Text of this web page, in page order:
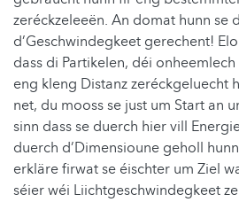
zeréckzeleeën. An domat hunn se
d’Geschwindegkeet gerechent!
dass di Partikelen, déi
eng kleng Distanz zeréckgeluecht
net, du mooss se just um Start an
sinn dass se duerch hier vill
duerch d’Dimensioune geholl
erkläre firwat se éischter um Ziel
séier wéi Liichtgeschwindegkeet